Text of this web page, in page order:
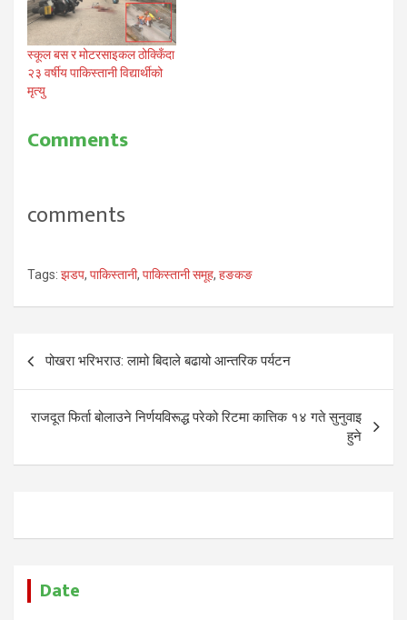
स्कूल बस र मोटरसाइकल ठोक्किँदा
२३ वर्षीय पाकिस्तानी विद्यार्थीको
मृत्यु
Comments
comments
Tags: झडप, पाकिस्तानी, पाकिस्तानी समूह, हङकङ
Post
navigation
पोखरा भरिभराउ: लामो बिदाले बढायो आन्तरिक पर्यटन
राजदूत फिर्ता बोलाउने निर्णयविरूद्ध परेको रिटमा कात्तिक १४ गते सुनुवाइ
हुने
Date